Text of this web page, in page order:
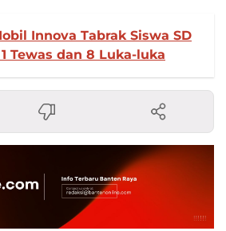
Innova Tabrak Siswa SD
Tewas dan 8 Luka-luka